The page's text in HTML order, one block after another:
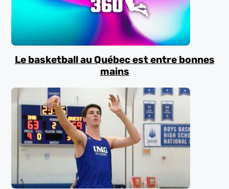
Le basketball au Québec est entre bonnes
mains